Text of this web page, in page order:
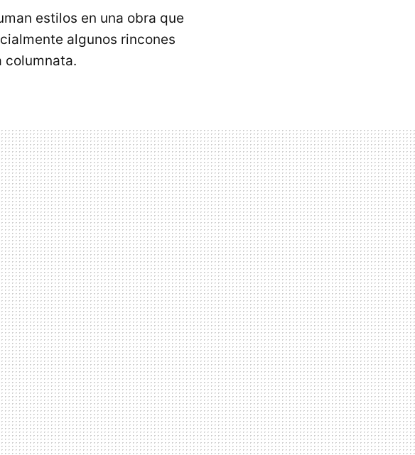
estilos en una obra que
algunos rincones
columnata.